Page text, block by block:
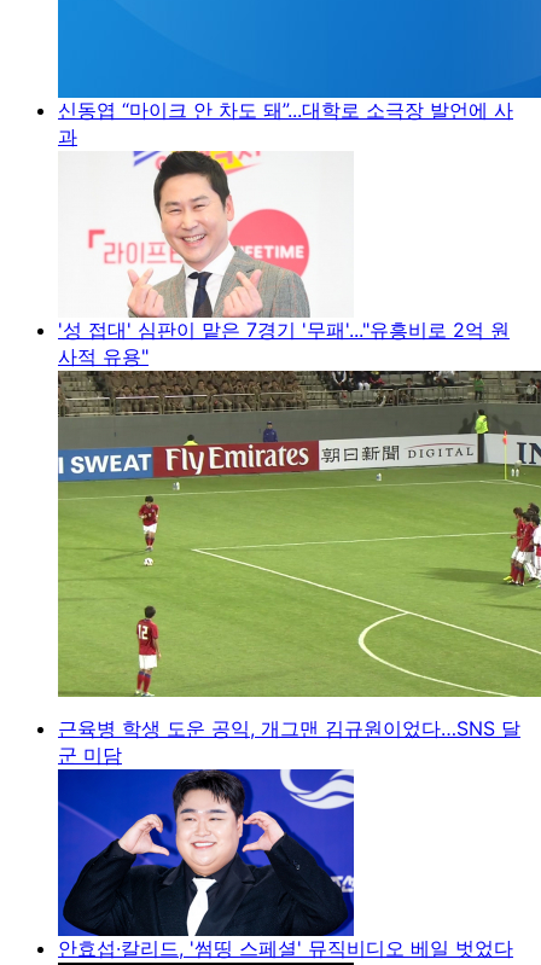
신동엽 “마이크 안 차도 돼”...대학로 소극장 발언에 사
과
'성 접대' 심판이 맡은 7경기 '무패'..."유흥비로 2억 원
사적 유용"
근육병 학생 도운 공익, 개그맨 김규원이었다…SNS 달
군 미담
안효섭·칼리드, '썸띵 스페셜' 뮤직비디오 베일 벗었다